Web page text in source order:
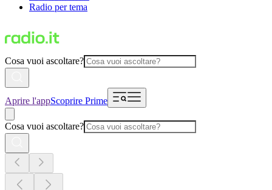
Radio per tema
Cosa vuoi ascoltare?
Aprire l'appScoprire Prime
Cosa vuoi ascoltare?